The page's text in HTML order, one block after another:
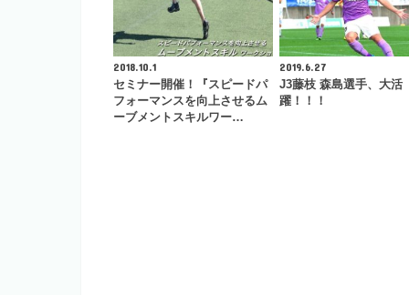
2018.10.1
セミナー開催！『スピードパ
フォーマンスを向上させるム
ーブメントスキルワー…
2019.6.27
J3藤枝 森島選手、大活
躍！！！